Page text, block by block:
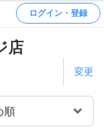
ログイン・登録
店
変更